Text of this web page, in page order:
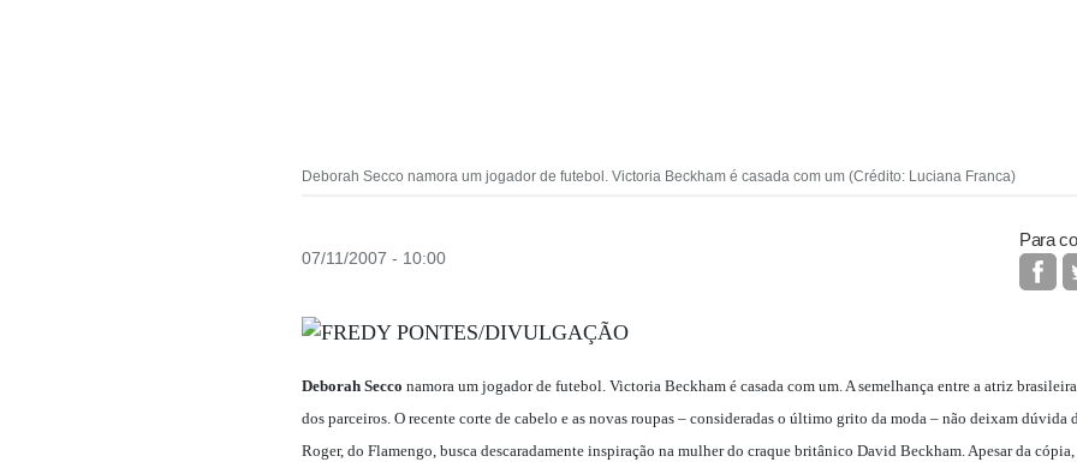
Deborah Secco namora um jogador de futebol. Victoria Beckham é casada com um (Crédito: Luciana Franca)
07/11/2007 - 10:00
Para
Deborah Secco namora um jogador de futebol. Victoria Beckham é casada com um. A semelhança entre a atriz
dos parceiros. O recente corte de cabelo e as novas roupas – consideradas o último grito da moda – não deixam dúvida
Roger, do Flamengo, busca descaradamente inspiração na mulher do craque britânico David Beckham. Apesar da